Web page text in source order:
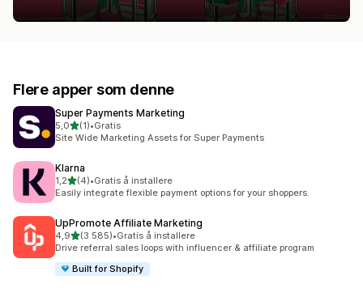
Flere apper som denne
Super Payments Marketing
5,0av 5 stjerner
(1)
Totalt 1 omtaler
•Gratis
Site Wide Marketing Assets for Super Payments
Klarna
1,2av 5 stjerner
(4)
Totalt 4 omtaler
•Gratis å installere
Easily integrate flexible payment options for your shoppers.
UpPromote Affiliate Marketing
4,9av 5 stjerner
(3 585)
Totalt 3585 omtaler
•Gratis å installere
Drive referral sales loops with influencer & affiliate program
Built for Shopify